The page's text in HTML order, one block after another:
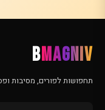
BMAGNIV
תחפושות לפורים, מסיבות